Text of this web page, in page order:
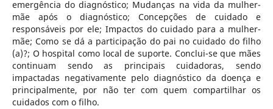
emergência do diagnóstico; Mudanças na vida da mulher-
mãe após o diagnóstico; Concepções de cuidado e
responsáveis por ele; Impactos do cuidado para a mulher-
mãe; Como se dá a participação do pai no cuidado do filho
(a)?; O hospital como local de suporte. Conclui-se que mães
continuam sendo as principais cuidadoras, sendo
impactadas negativamente pelo diagnóstico da doença e
principalmente, por não ter com quem compartilhar os
cuidados com o filho.